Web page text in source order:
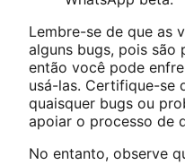
Lembre-se de que as
alguns bugs, pois são
então você pode
usá-las. Certifique-se
quaisquer bugs ou
apoiar o processo de
No entanto, observe